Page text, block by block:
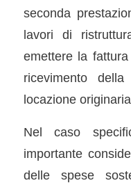
seconda
lavori di
emettere la
ricevimento
locazione
Nel caso
importante
delle spese